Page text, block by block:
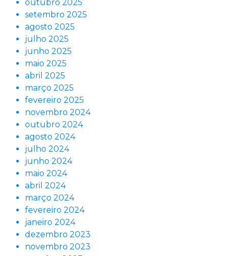
outubro 2025
setembro 2025
agosto 2025
julho 2025
junho 2025
maio 2025
abril 2025
março 2025
fevereiro 2025
novembro 2024
outubro 2024
agosto 2024
julho 2024
junho 2024
maio 2024
abril 2024
março 2024
fevereiro 2024
janeiro 2024
dezembro 2023
novembro 2023